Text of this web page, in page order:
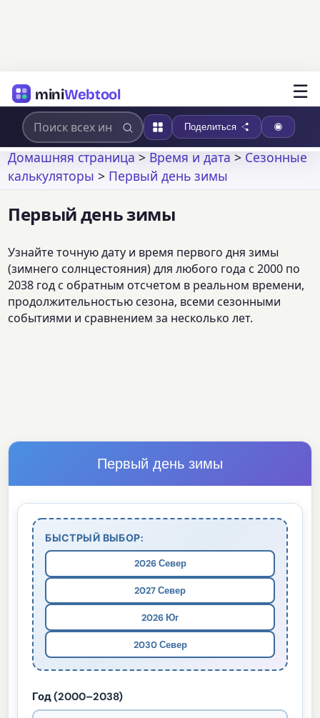
miniWebtool ☰
Поделиться
Домашняя страница>Время и дата>Сезонные
калькуляторы > Первый день зимы
Первый день зимы
Узнайте точную дату и время первого дня зимы
(зимнего солнцестояния) для любого года с 2000 по
2038 год с обратным отсчетом в реальном времени,
продолжительностью сезона, всеми сезонными
событиями и сравнением за несколько лет.
Первый день зимы
БЫСТРЫЙ ВЫБОР:
2026 Север
2027 Север
2026 Юг
2030 Север
Год (2000–2038)